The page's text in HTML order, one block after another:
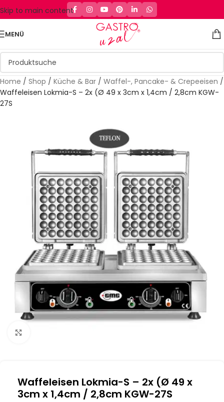
Skip to main content
MENÜ
Home / Shop / Küche & Bar / Waffel-, Pancake- & Crepeeisen /
Waffeleisen Lokmia-S – 2x (Ø 49 x 3cm x 1,4cm / 2,8cm KGW-
27S
Waffeleisen Lokmia-S – 2x (Ø 49 x
3cm x 1,4cm / 2,8cm KGW-27S